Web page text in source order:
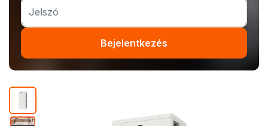
Bejelentkezés